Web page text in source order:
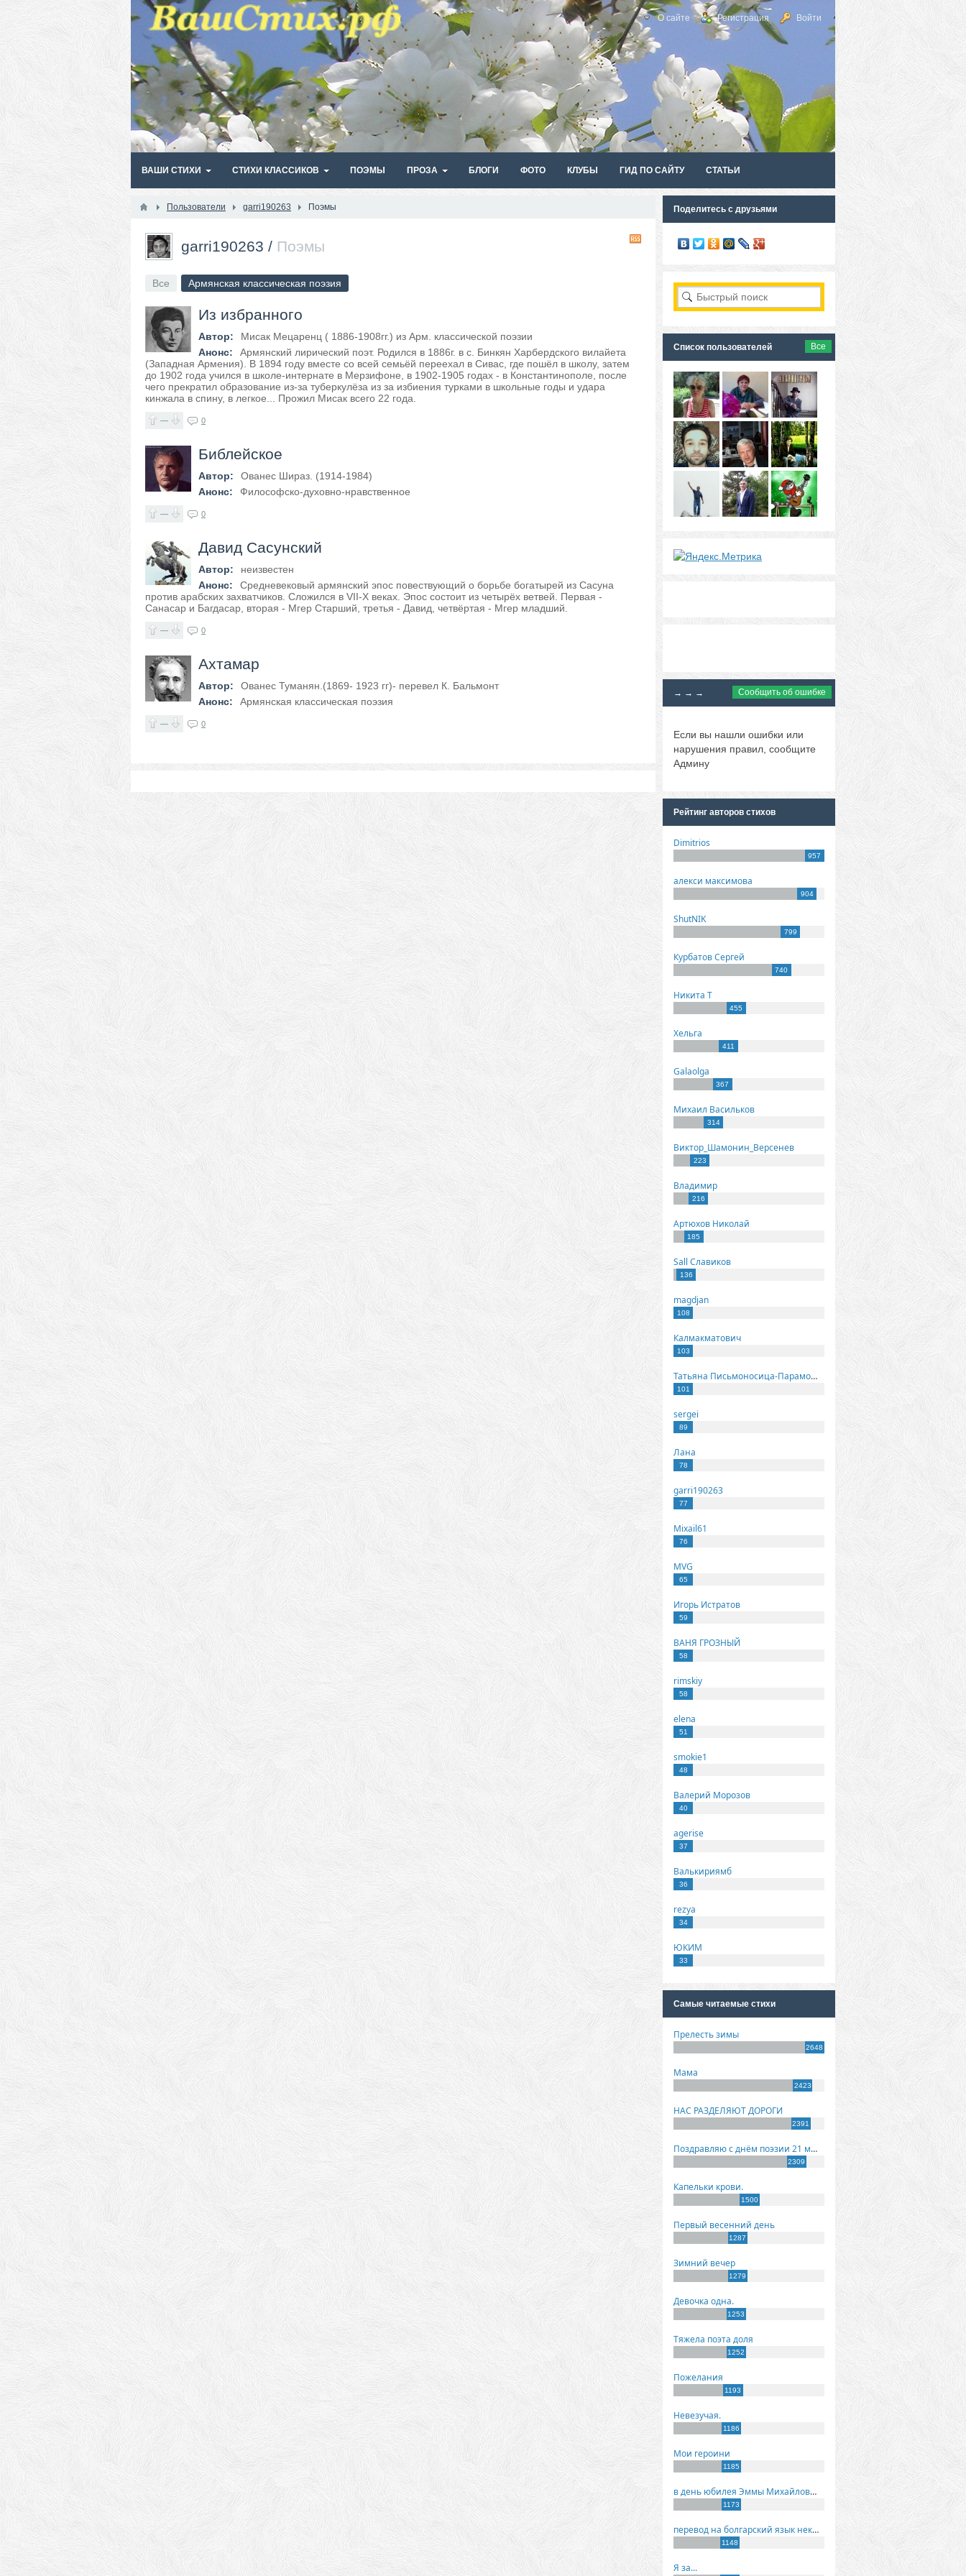
О сайте Регистрация Войти
ВАШИ СТИХИ СТИХИ КЛАССИКОВ ПОЭМЫ ПРОЗА БЛОГИ ФОТО КЛУБЫ ГИД ПО САЙТУ СТАТЬИ
Пользователи garri190263 Поэмы
RSS
garri190263 / Поэмы
Все Армянская классическая поэзия
Из избранного
Автор:
Мисак Мецаренц ( 1886-1908гг.) из Арм. классической поэзии
Анонс:
Армянский лирический поэт. Родился в 1886г. в с. Бинкян Харбердского вилайета
(Западная Армения). В 1894 году вместе со всей семьёй переехал в Сивас, где пошёл в школу, затем
до 1902 года учился в школе-интернате в Мерзифоне, в 1902-1905 годах - в Константинополе, после
чего прекратил образование из-за туберкулёза из за избиения турками в школьные годы и удара
кинжала в спину, в легкое... Прожил Мисак всего 22 года.
— 0
Библейское
Автор:
Ованес Шираз. (1914-1984)
Анонс:
Философско-духовно-нравственное
— 0
Давид Сасунский
Автор:
неизвестен
Анонс:
Средневековый армянский эпос повествующий о борьбе богатырей из Сасуна
против арабских захватчиков. Сложился в VII-X веках. Эпос состоит из четырёх ветвей. Первая -
Санасар и Багдасар, вторая - Мгер Старший, третья - Давид, четвёртая - Мгер младший.
— 0
Ахтамар
Автор:
Ованес Туманян.(1869- 1923 гг)- перевел К. Бальмонт
Анонс:
Армянская классическая поэзия
— 0
Поделитесь с друзьями
Список пользователей Все
→ → → Сообщить об ошибке
Если вы нашли ошибки или
нарушения правил, сообщите
Админу
Рейтинг авторов стихов
Dimitrios
957
алекси максимова
904
ShutNIK
799
Курбатов Сергей
740
Никита Т
455
Хельга
411
Galaolga
367
Михаил Васильков
314
Виктор_Шамонин_Версенев
223
Владимир
216
Артюхов Николай
185
Sall Славиков
136
magdjan
108
Калмакматович
103
Татьяна Письмоносица-Парамонова
101
sergei
89
Лана
78
garri190263
77
Mixail61
76
MVG
65
Игорь Истратов
59
ВАНЯ ГРОЗНЫЙ
58
rimskiy
58
elena
51
smokie1
48
Валерий Морозов
40
agerise
37
Валькириямб
36
rezya
34
ЮКИМ
33
Самые читаемые стихи
Прелесть зимы
2648
Мама
2423
НАС РАЗДЕЛЯЮТ ДОРОГИ
2391
Поздравляю с днём поэзии 21 марта!
2309
Капельки крови.
1500
Первый весенний день
1287
Зимний вечер
1279
Девочка одна.
1253
Тяжела поэта доля
1252
Пожелания
1193
Невезучая.
1186
Мои героини
1185
в день юбилея Эммы Михайловны Киселевой
1173
перевод на болгарский язык некоторых моих стихов
1148
Я за...